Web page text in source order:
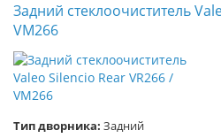
Задний стеклоочиститель
VM266
Тип дворника: Задний